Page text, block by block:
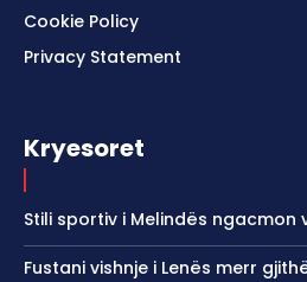
Cookie Policy
Privacy Statement
Kryesoret
Stili sportiv i Melindës ngacmon
Fustani vishnje i Lenës merr